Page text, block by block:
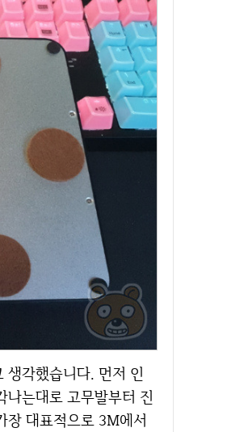
는대로 고무발부터 진
장 대표적으로 3M에서